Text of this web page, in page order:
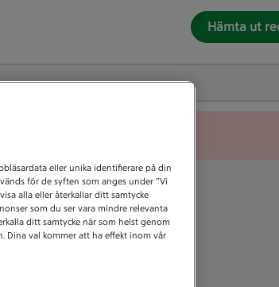
Hämta ut
eller unika identifierare på din
för de syften som anges under ”Vi
alla eller återkallar ditt samtycke
som du ser vara mindre relevanta
ditt samtycke när som helst genom
Dina val kommer att ha effekt inom vår